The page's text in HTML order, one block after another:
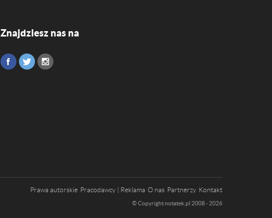
Znajdziesz nas na
Prawa autorskie Pracodawcy | Reklama O nas Partnerzy Kontakt
© Copyright notatek.pl 2008 - 2026